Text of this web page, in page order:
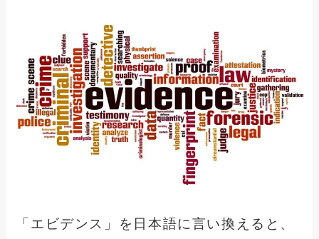
「エビデンス」を日本語に言い換えると、